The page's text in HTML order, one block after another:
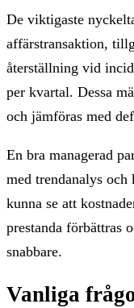
De viktigaste
affärstransaktion,
återställning vid
per kvartal. Dessa
och jämföras med
En bra managerad
med trendanalys
kunna se att
prestanda förbättras
snabbare.
Vanliga